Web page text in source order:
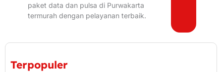
paket data dan pulsa di Purwakarta
termurah dengan pelayanan terbaik.
Terpopuler